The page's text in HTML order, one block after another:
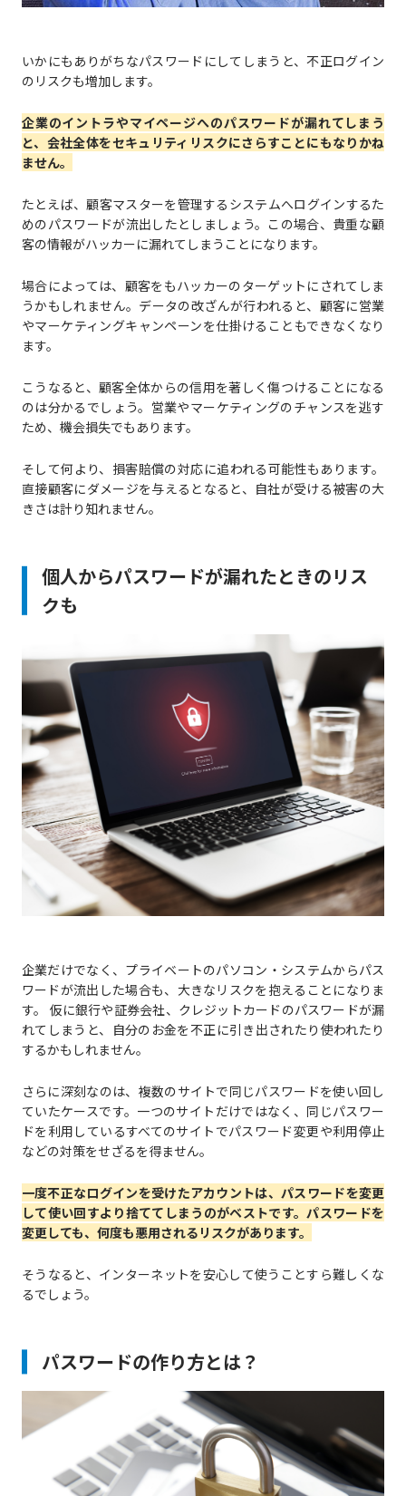
いかにもありがちなパスワードにしてしまうと、不正ログイン
のリスクも増加します。
企業のイントラやマイページへのパスワードが漏れてしまう
と、会社全体をセキュリティリスクにさらすことにもなりかね
ません。
たとえば、顧客マスターを管理するシステムへログインするた
めのパスワードが流出したとしましょう。この場合、貴重な顧
客の情報がハッカーに漏れてしまうことになります。
場合によっては、顧客をもハッカーのターゲットにされてしま
うかもしれません。データの改ざんが行われると、顧客に営業
やマーケティングキャンペーンを仕掛けることもできなくなり
ます。
こうなると、顧客全体からの信用を著しく傷つけることになる
のは分かるでしょう。営業やマーケティングのチャンスを逃す
ため、機会損失でもあります。
そして何より、損害賠償の対応に追われる可能性もあります。
直接顧客にダメージを与えるとなると、自社が受ける被害の大
きさは計り知れません。
個人からパスワードが漏れたときのリス
クも
企業だけでなく、プライベートのパソコン・システムからパス
ワードが流出した場合も、大きなリスクを抱えることになりま
す。 仮に銀行や証券会社、クレジットカードのパスワードが漏
れてしまうと、自分のお金を不正に引き出されたり使われたり
するかもしれません。
さらに深刻なのは、複数のサイトで同じパスワードを使い回し
ていたケースです。一つのサイトだけではなく、同じパスワー
ドを利用しているすべてのサイトでパスワード変更や利用停止
などの対策をせざるを得ません。
一度不正なログインを受けたアカウントは、パスワードを変更
して使い回すより捨ててしまうのがベストです。パスワードを
変更しても、何度も悪用されるリスクがあります。
そうなると、インターネットを安心して使うことすら難しくな
るでしょう。
パスワードの作り方とは？